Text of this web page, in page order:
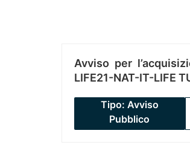
Avviso per
LIFE21-NAT-IT-LIFE
Tipo: Avviso
Pubblico